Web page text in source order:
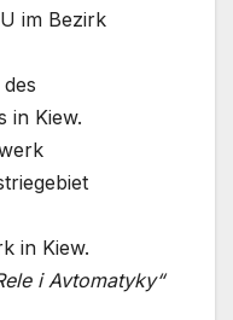
im Bezirk
in Kiew.
in Kiew.
i Avtomatyky“